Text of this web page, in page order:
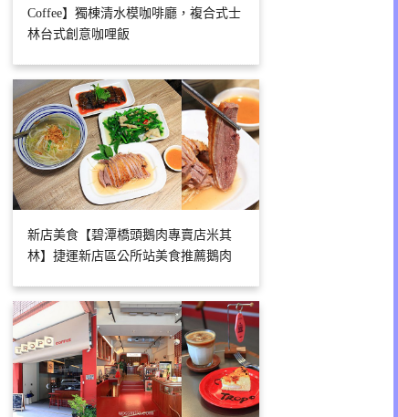
Coffee】獨棟清水模咖啡廳，複合式士
林台式創意咖哩飯
新店美食【碧潭橋頭鵝肉專賣店米其
林】捷運新店區公所站美食推薦鵝肉